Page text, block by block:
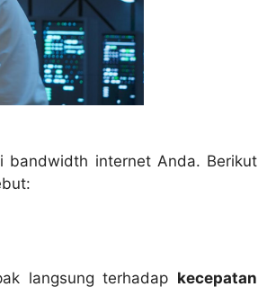
bandwidth internet Anda. Berikut
langsung terhadap kecepatan